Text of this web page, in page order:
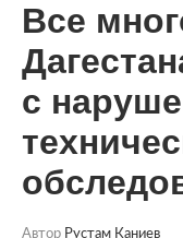
Все
с
Автор Рустам Каниев